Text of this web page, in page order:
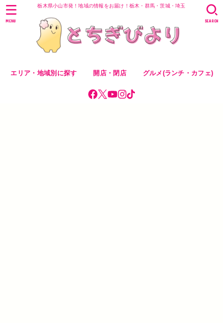
栃木県小山市発！地域の情報をお届け！栃木・群馬・茨城・埼玉
エリア・地域別に探す 開店・閉店 グルメ(ランチ・カフェ)
SEARCH
MENU